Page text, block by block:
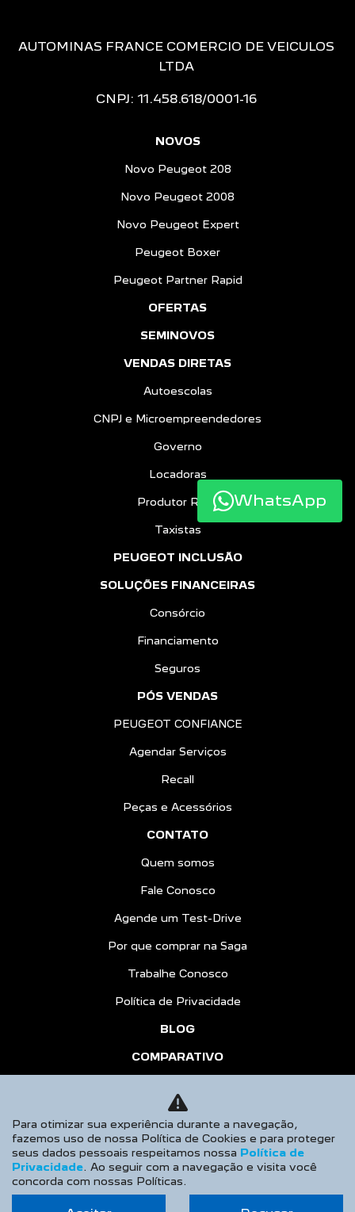
AUTOMINAS FRANCE COMERCIO DE VEICULOS
LTDA
CNPJ: 11.458.618/0001-16
NOVOS
Novo Peugeot 208
Novo Peugeot 2008
Novo Peugeot Expert
Peugeot Boxer
Peugeot Partner Rapid
OFERTAS
SEMINOVOS
VENDAS DIRETAS
Autoescolas
CNPJ e Microempreendedores
Governo
Locadoras
Produtor Rural
Taxistas
PEUGEOT INCLUSÃO
SOLUÇÕES FINANCEIRAS
Consórcio
Financiamento
Seguros
PÓS VENDAS
PEUGEOT CONFIANCE
Agendar Serviços
Recall
Peças e Acessórios
CONTATO
Quem somos
Fale Conosco
Agende um Test-Drive
Por que comprar na Saga
Trabalhe Conosco
Política de Privacidade
BLOG
COMPARATIVO
AGENDE UM TEST DRIVE
Desacelere. Seu bem maior é a vida.
WhatsApp
Para otimizar sua experiência durante a navegação,
fazemos uso de nossa Política de Cookies e para proteger
seus dados pessoais respeitamos nossa Política de
Privacidade. Ao seguir com a navegação e visita você
concorda com nossas Políticas.